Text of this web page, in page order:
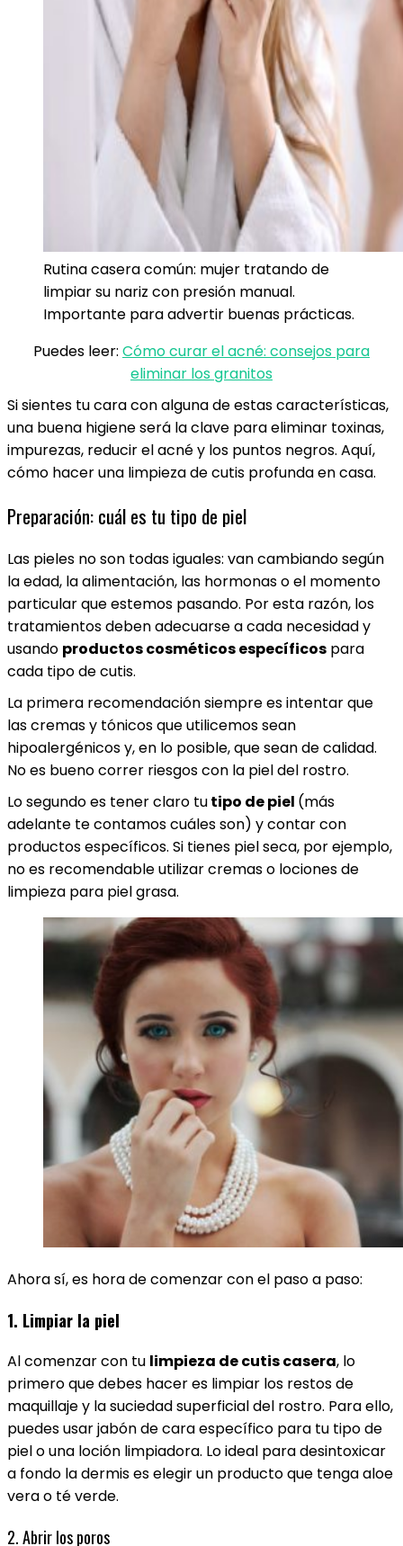
Rutina casera común: mujer tratando de
limpiar su nariz con presión manual.
Importante para advertir buenas prácticas.
Puedes leer: Cómo curar el acné: consejos para
eliminar los granitos
Si sientes tu cara con alguna de estas características,
una buena higiene será la clave para eliminar toxinas,
impurezas, reducir el acné y los puntos negros. Aquí,
cómo hacer una limpieza de cutis profunda en casa.
Preparación: cuál es tu tipo de piel
Las pieles no son todas iguales: van cambiando según
la edad, la alimentación, las hormonas o el momento
particular que estemos pasando. Por esta razón, los
tratamientos deben adecuarse a cada necesidad y
usando productos cosméticos específicos para
cada tipo de cutis.
La primera recomendación siempre es intentar que
las cremas y tónicos que utilicemos sean
hipoalergénicos y, en lo posible, que sean de calidad.
No es bueno correr riesgos con la piel del rostro.
Lo segundo es tener claro tutipo de piel (más
adelante te contamos cuáles son) y contar con
productos específicos. Si tienes piel seca, por ejemplo,
no es recomendable utilizar cremas o lociones de
limpieza para piel grasa.
Ahora sí, es hora de comenzar con el paso a paso:
1. Limpiar la piel
Al comenzar con tu limpieza de cutis casera, lo
primero que debes hacer es limpiar los restos de
maquillaje y la suciedad superficial del rostro. Para ello,
puedes usar jabón de cara específico para tu tipo de
piel o una loción limpiadora. Lo ideal para desintoxicar
a fondo la dermis es elegir un producto que tenga aloe
vera o té verde.
2. Abrir los poros